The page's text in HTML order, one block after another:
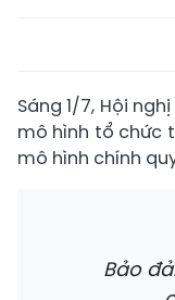
Sáng 1/7, Hội
mô hình tổ chức
mô hình chính
Bảo